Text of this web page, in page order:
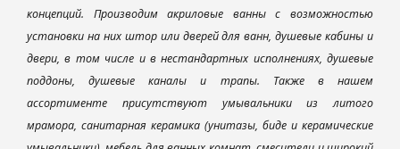
концепций. Производим акриловые ванны с возможностью
установки на них штор или дверей для ванн, душевые кабины и
двери, в том числе и в нестандартных исполнениях, душевые
поддоны, душевые каналы и трапы. Также в нашем
ассортименте присутствуют умывальники из литого
мрамора, санитарная керамика (унитазы, биде и керамические